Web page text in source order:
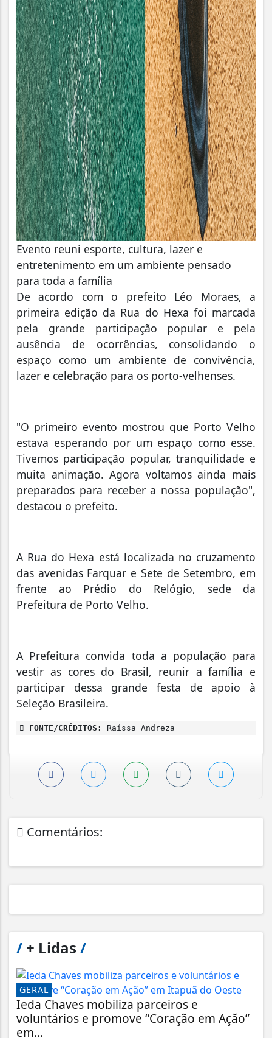
Evento reuni esporte, cultura, lazer e
entretenimento em um ambiente pensado
para toda a família
De acordo com o prefeito Léo Moraes, a
primeira edição da Rua do Hexa foi marcada
pela grande participação popular e pela
ausência de ocorrências, consolidando o
espaço como um ambiente de convivência,
lazer e celebração para os porto-velhenses.
"O primeiro evento mostrou que Porto Velho
estava esperando por um espaço como esse.
Tivemos participação popular, tranquilidade e
muita animação. Agora voltamos ainda mais
preparados para receber a nossa população",
destacou o prefeito.
A Rua do Hexa está localizada no cruzamento
das avenidas Farquar e Sete de Setembro, em
frente ao Prédio do Relógio, sede da
Prefeitura de Porto Velho.
A Prefeitura convida toda a população para
vestir as cores do Brasil, reunir a família e
participar dessa grande festa de apoio à
Seleção Brasileira.
FONTE/CRÉDITOS: Raíssa Andreza
Comentários:
/ + Lidas /
GERAL
Ieda Chaves mobiliza parceiros e
voluntários e promove “Coração em Ação”
em...